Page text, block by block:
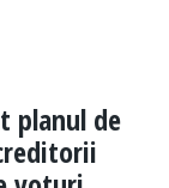
planul de